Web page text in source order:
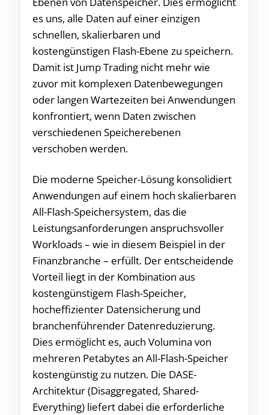
es uns, alle Daten auf einer einzigen
schnellen, skalierbaren und
kostengünstigen Flash-Ebene zu speichern.
Damit ist Jump Trading nicht mehr wie
zuvor mit komplexen Datenbewegungen
oder langen Wartezeiten bei Anwendungen
konfrontiert, wenn Daten zwischen
verschiedenen Speicherebenen
verschoben werden.
Die moderne Speicher-Lösung konsolidiert
Anwendungen auf einem hoch skalierbaren
All-Flash-Speichersystem, das die
Leistungsanforderungen anspruchsvoller
Workloads – wie in diesem Beispiel in der
Finanzbranche – erfüllt. Der entscheidende
Vorteil liegt in der Kombination aus
kostengünstigem Flash-Speicher,
hocheffizienter Datensicherung und
branchenführender Datenreduzierung.
Dies ermöglicht es, auch Volumina von
mehreren Petabytes an All-Flash-Speicher
kostengünstig zu nutzen. Die DASE-
Architektur (Disaggregated, Shared-
Everything) liefert dabei die erforderliche